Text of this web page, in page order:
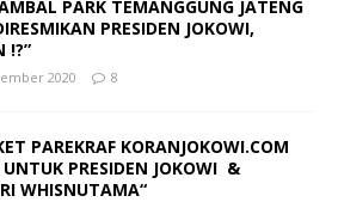
PARK TEMANGGUNG JATENG
PRESIDEN JOKOWI,
!?”
2020 8
PAREKRAF KORANJOKOWI.COM
UNTUK PRESIDEN JOKOWI &
WHISNUTAMA“